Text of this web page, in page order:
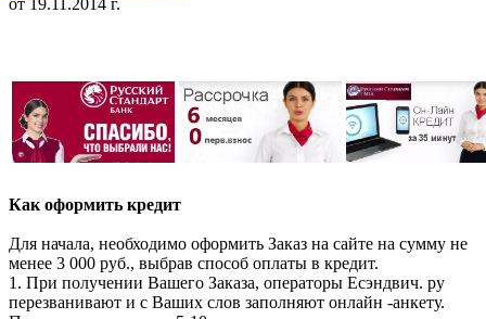
от 19.11.2014 г.
Как оформить кредит
Для начала, необходимо оформить Заказ на сайте на сумму не
менее 3 000 руб., выбрав способ оплаты в кредит.
1. При получении Вашего Заказа, операторы Есэндвич. ру
перезванивают и с Ваших слов заполняют онлайн -анкету.